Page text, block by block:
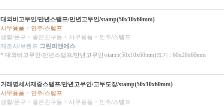
대외비고무인/만년스탬프/만년고무인/stamp(50x10x60mm)
사무용품 > 인주/스템프
생활/문구 > 좋은친구들 > 사무용품 > 인주/스템프
제조사/브렌드 그린피앤에스
* 대외비고무인/만년스탬프/만년고무인/stamp(50x10x60mm)크기 : 60x20x60mm
거래명세서재중스탬프/만년고무인/고무도장/stamp(50x10x60mm)
사무용품 > 인주/스템프
생활/문구 > 좋은친구들 > 사무용품 > 인주/스템프